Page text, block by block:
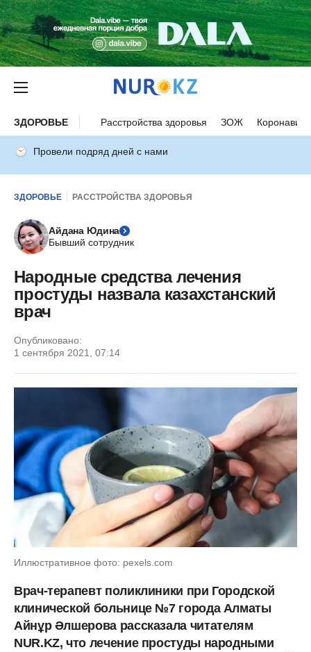
ЗДОРОВЬЕ Расстройства здоровья ЗОЖ
Провели подряд дней с нами
ЗДОРОВЬЕ РАССТРОЙСТВА ЗДОРОВЬЯ
Айдана Юдина
Бывший сотрудник
Народные средства лечения
простуды назвала казахстанский
врач
Опубликовано:
1 сентября 2021, 07:14
Иллюстративное фото: pexels.com
Врач-терапевт поликлиники при Городской
клинической больнице №7 города Алматы
Айнұр Әлшерова рассказала читателям
NUR.KZ, что лечение простуды народными